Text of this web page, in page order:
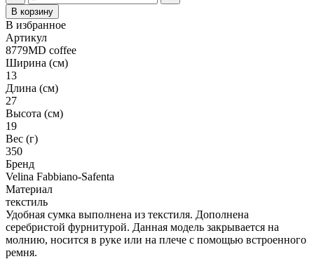
В корзину
В избранное
Артикул
8779MD coffee
Ширина (см)
13
Длина (см)
27
Высота (см)
19
Вес (г)
350
Бренд
Velina Fabbiano-Safenta
Материал
текстиль
Удобная сумка выполнена из текстиля. Дополнена
серебристой фурнитурой. Данная модель закрывается на
молнию, носится в руке или на плече с помощью встроенного
ремня.